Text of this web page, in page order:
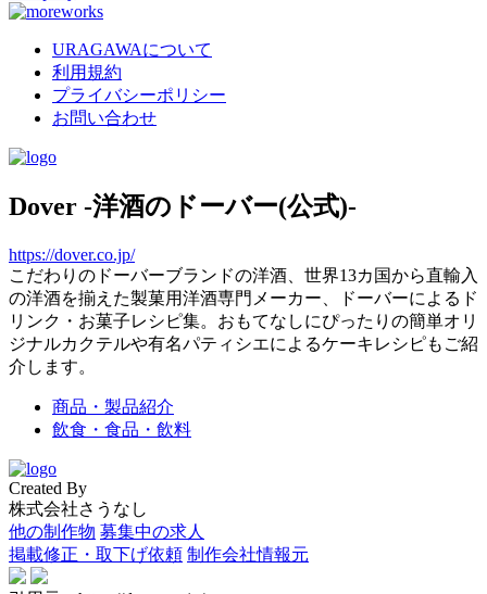
URAGAWAについて
利用規約
プライバシーポリシー
お問い合わせ
Dover -洋酒のドーバー(公式)-
https://dover.co.jp/
こだわりのドーバーブランドの洋酒、世界13カ国から直輸入
の洋酒を揃えた製菓用洋酒専門メーカー、ドーバーによるド
リンク・お菓子レシピ集。おもてなしにぴったりの簡単オリ
ジナルカクテルや有名パティシエによるケーキレシピもご紹
介します。
商品・製品紹介
飲食・食品・飲料
Created By
株式会社さうなし
他の制作物 募集中の求人
掲載修正・取下げ依頼 制作会社情報元